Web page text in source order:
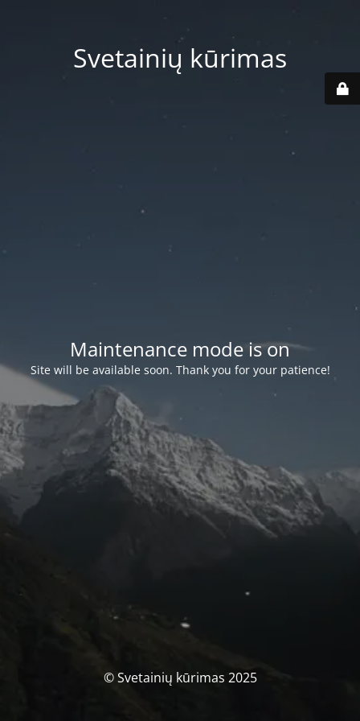
Svetainių kūrimas
Maintenance mode is on
Site will be available soon. Thank you for your patience!
© Svetainių kūrimas 2025